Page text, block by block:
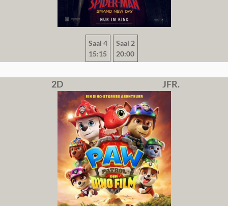
Saal 4
15:15
Saal 2
20:00
2D JFR.